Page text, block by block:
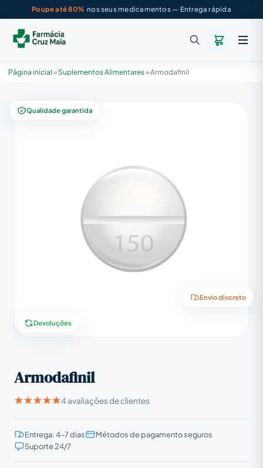
Poupe até 80% nos seus medicamentos — Entrega rápida
Página inicial »Suplementos Alimentares»Armodafinil
Qualidade garantida
Envio discreto
Devoluções
Armodafinil
4 avaliações de clientes
Entrega: 4–7 dias
Métodos de pagamento seguros
Suporte 24/7